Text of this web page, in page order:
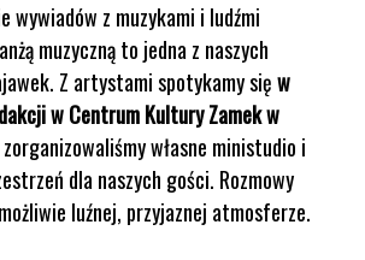
wywiadów z muzykami i ludźmi
muzyczną to jedna z naszych
Z artystami spotykamy sięw
w Centrum Kultury Zamek w
własne ministudio i
dla naszych gości. Rozmowy
luźnej, przyjaznej atmosferze.